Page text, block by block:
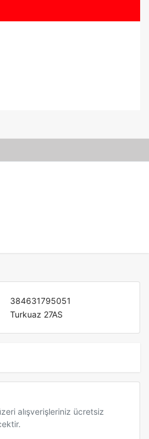
384631795051
Turkuaz 27AS
alışverişleriniz ücretsiz